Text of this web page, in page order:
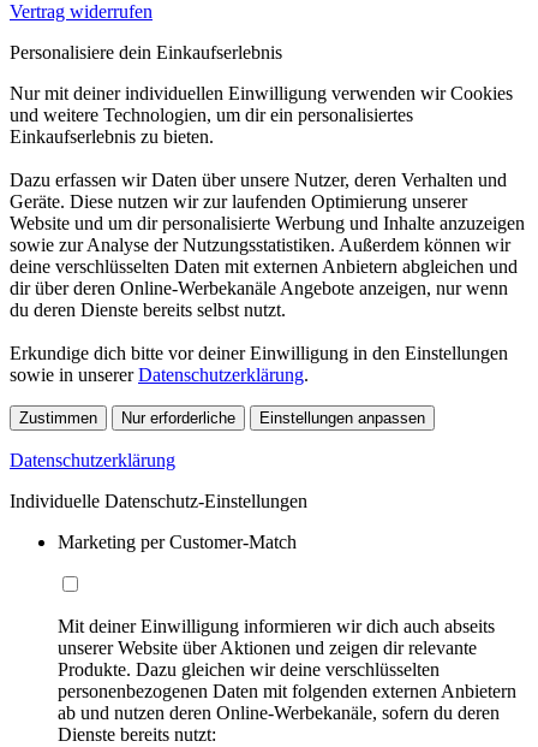
Vertrag widerrufen
Personalisiere dein Einkaufserlebnis
Nur mit deiner individuellen Einwilligung verwenden wir Cookies
und weitere Technologien, um dir ein personalisiertes
Einkaufserlebnis zu bieten.
Dazu erfassen wir Daten über unsere Nutzer, deren Verhalten und
Geräte. Diese nutzen wir zur laufenden Optimierung unserer
Website und um dir personalisierte Werbung und Inhalte anzuzeigen
sowie zur Analyse der Nutzungsstatistiken. Außerdem können wir
deine verschlüsselten Daten mit externen Anbietern abgleichen und
dir über deren Online-Werbekanäle Angebote anzeigen, nur wenn
du deren Dienste bereits selbst nutzt.
Erkundige dich bitte vor deiner Einwilligung in den Einstellungen
sowie in unsererDatenschutzerklärung.
Zustimmen Nur erforderliche Einstellungen anpassen
Datenschutzerklärung
Individuelle Datenschutz-Einstellungen
Marketing per Customer-Match
Mit deiner Einwilligung informieren wir dich auch abseits
unserer Website über Aktionen und zeigen dir relevante
Produkte. Dazu gleichen wir deine verschlüsselten
personenbezogenen Daten mit folgenden externen Anbietern
ab und nutzen deren Online-Werbekanäle, sofern du deren
Dienste bereits nutzt: